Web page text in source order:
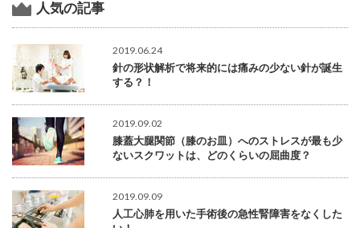
人気の記事
2019.06.24
針の形状解析で将来的には痛みの少ない針が誕生
する？！
2019.09.02
膝蓋大腿関節（膝のお皿）へのストレスが最も少
ないスクワットは、どのくらいの屈曲度？
2019.09.09
人工心肺を用いた手術後の急性腎障害をなくした